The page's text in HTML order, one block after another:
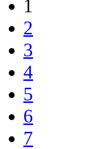
1
2
3
4
5
6
7